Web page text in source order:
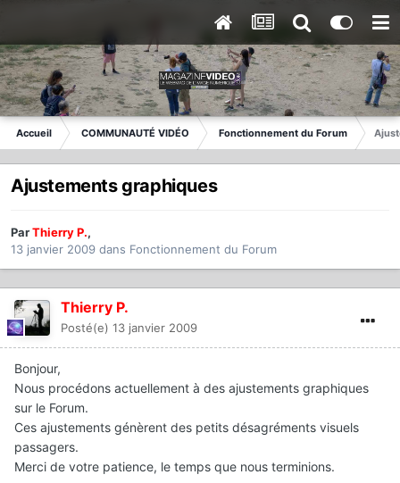
Accueil COMMUNAUTÉ VIDÉO Fonctionnement du Forum
Ajustements graphiques
ParThierry P.,
13 janvier 2009 dans Fonctionnement du Forum
Thierry P.
Posté(e) 13 janvier 2009
Bonjour,
Nous procédons actuellement à des ajustements graphiques
sur le Forum.
Ces ajustements génèrent des petits désagréments visuels
passagers.
Merci de votre patience, le temps que nous terminions.